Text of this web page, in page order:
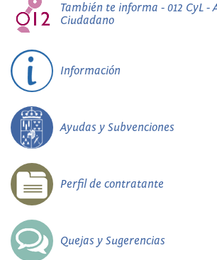
También te informa - 012 CyL -
Ciudadano
Información
Ayudas y Subvenciones
Perfil de contratante
Quejas y Sugerencias